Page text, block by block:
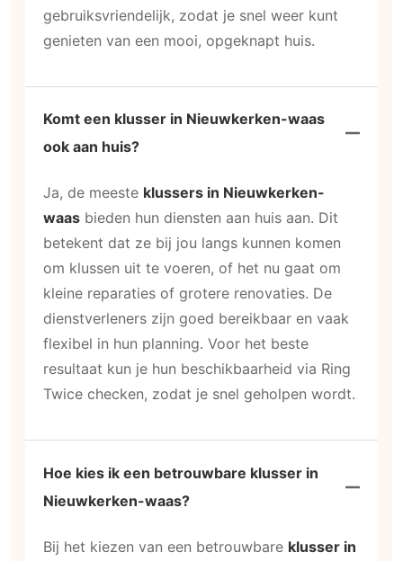
gebruiksvriendelijk, zodat je snel weer kunt
genieten van een mooi, opgeknapt huis.
Komt een klusser in Nieuwkerken-waas
ook aan huis?
Ja, de meeste klussers in Nieuwkerken-
waas bieden hun diensten aan huis aan. Dit
betekent dat ze bij jou langs kunnen komen
om klussen uit te voeren, of het nu gaat om
kleine reparaties of grotere renovaties. De
dienstverleners zijn goed bereikbaar en vaak
flexibel in hun planning. Voor het beste
resultaat kun je hun beschikbaarheid via Ring
Twice checken, zodat je snel geholpen wordt.
Hoe kies ik een betrouwbare klusser in
Nieuwkerken-waas?
Bij het kiezen van een betrouwbare klusser in